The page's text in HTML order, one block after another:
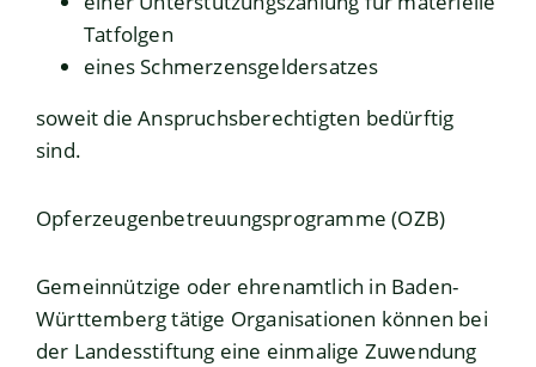
Tatfolgen
eines Schmerzensgeldersatzes
soweit die Anspruchsberechtigten bedürftig
sind.
Opferzeugenbetreuungsprogramme (OZB)
Gemeinnützige oder ehrenamtlich in Baden-
Württemberg tätige Organisationen können bei
der Landesstiftung eine einmalige Zuwendung